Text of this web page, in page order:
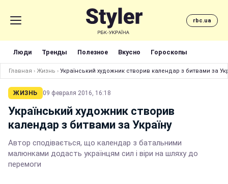
rbc.ua
Люди Тренды Полезное Вкусно Гороскопы
Главная › Жизнь › Український художник створив календар з битвами за
ЖИЗНЬ 09 февраля 2016, 16:18
Український художник створив
календар з битвами за Україну
Автор сподівається, що календар з батальними
малюнками додасть українцям сил і віри на шляху до
перемоги